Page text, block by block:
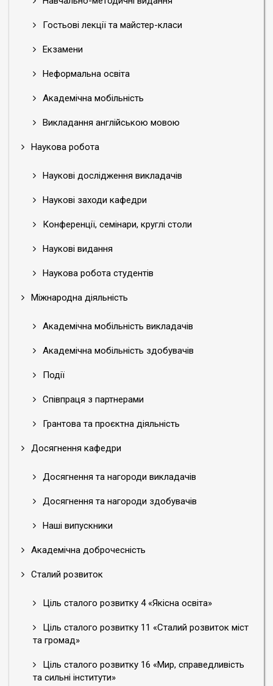
Гостьові лекції та майстер-класи
Екзамени
Неформальна освіта
Академічна мобільність
Викладання англійською мовою
Наукова робота
Наукові дослідження викладачів
Наукові заходи кафедри
Конференції, семінари, круглі столи
Наукові видання
Наукова робота студентів
Міжнародна діяльність
Академічна мобільність викладачів
Академічна мобільність здобувачів
Події
Співпраця з партнерами
Грантова та проєктна діяльність
Досягнення кафедри
Досягнення та нагороди викладачів
Досягнення та нагороди здобувачів
Наші випускники
Академічна доброчесність
Сталий розвиток
Ціль сталого розвитку 4 «Якісна освіта»
Ціль сталого розвитку 11 «Сталий розвиток міст
та громад»
Ціль сталого розвитку 16 «Мир, справедливість
та сильні інститути»